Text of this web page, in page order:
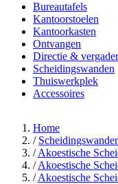
Bureautafels
Kantoorstoelen
Kantoorkasten
Ontvangen
Directie &
Scheidingswanden
Thuiswerkplek
Accessoires
Home
/
/ Akoestische
/ Akoestische
/ Akoestische